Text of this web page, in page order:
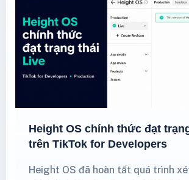
Height OS chính thức đạt
trên TikTok for Developers
Height OS đã hoàn tất quá trình